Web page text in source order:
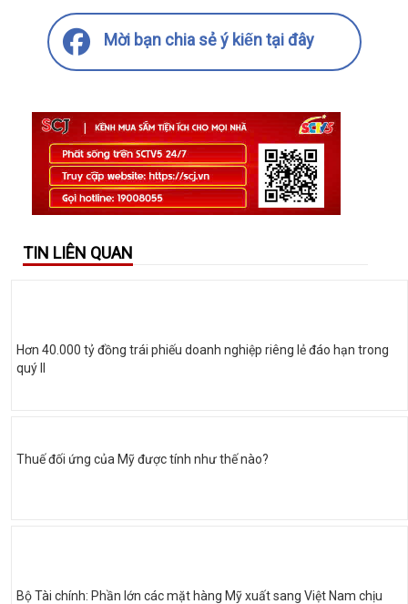
Mời bạn chia sẻ ý kiến tại đây
TIN LIÊN QUAN
Hơn 40.000 tỷ đồng trái phiếu doanh nghiệp riêng lẻ đáo hạn trong
quý II
Thuế đối ứng của Mỹ được tính như thế nào?
Bộ Tài chính: Phần lớn các mặt hàng Mỹ xuất sang Việt Nam chịu